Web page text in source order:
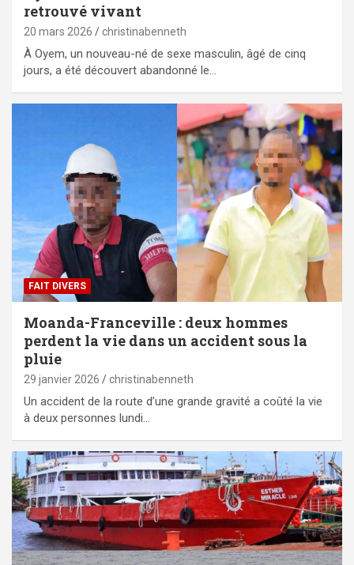
retrouvé vivant
20 mars 2026 christinabenneth
À Oyem, un nouveau-né de sexe masculin, âgé de cinq
jours, a été découvert abandonné le…
FAIT DIVERS
Moanda-Franceville : deux hommes
perdent la vie dans un accident sous la
pluie
29 janvier 2026 christinabenneth
Un accident de la route d’une grande gravité a coûté la vie
à deux personnes lundi…